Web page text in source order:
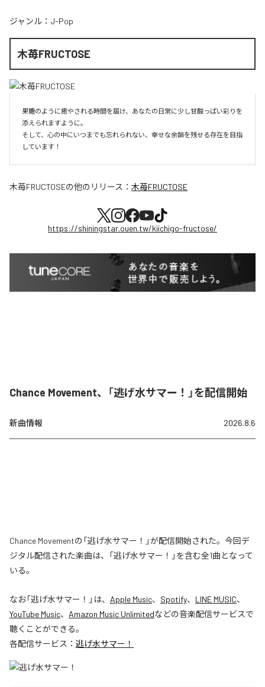
ジャンル： J-Pop
木苺FRUCTOSE
果糖のように癒やされる時間を届け、あなたの日常に少し甘酸っぱい彩りを
添えられますように。
そして、心の中にいつまでも忘れられない、幸せな余韻を残せる存在を目指
しています！
木苺FRUCTOSEの他のリリース： 木苺FRUCTOSE
https://shiningstar.ouen.tw/kiichigo-fructose/
Chance Movement、「逃げ水サマー！」を配信開始
新曲情報 2026.8.6
Chance Movementの「逃げ水サマー！」が配信開始された。今回デ
ジタル配信された楽曲は、「逃げ水サマー！」を含む全1曲となって
いる。
なお「逃げ水サマー！ 」は、 Apple Music、 Spotify、 LINE MUSIC、
YouTube Music、 Amazon Music Unlimitedなどの音楽配信サービスで
聴くことができる。
各配信サービス： 逃げ水サマー！